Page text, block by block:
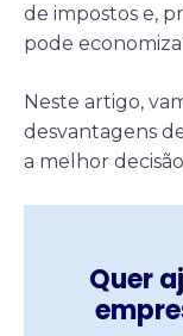
de impostos e,
pode
Neste artigo,
desvantagens
a melhor
Quer